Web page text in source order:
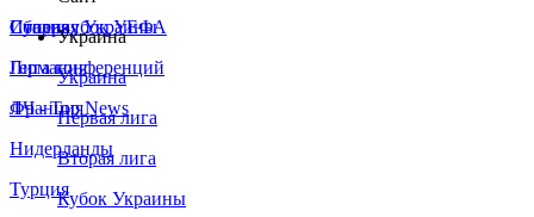
Сборная Украины
Италия
Германия
Франция
Нидерланды
Турция
Суперкубок УЕФА
Лига конференций
ЛЧ - Top News
Украина
Украина
Первая лига
Вторая лига
Кубок Украины